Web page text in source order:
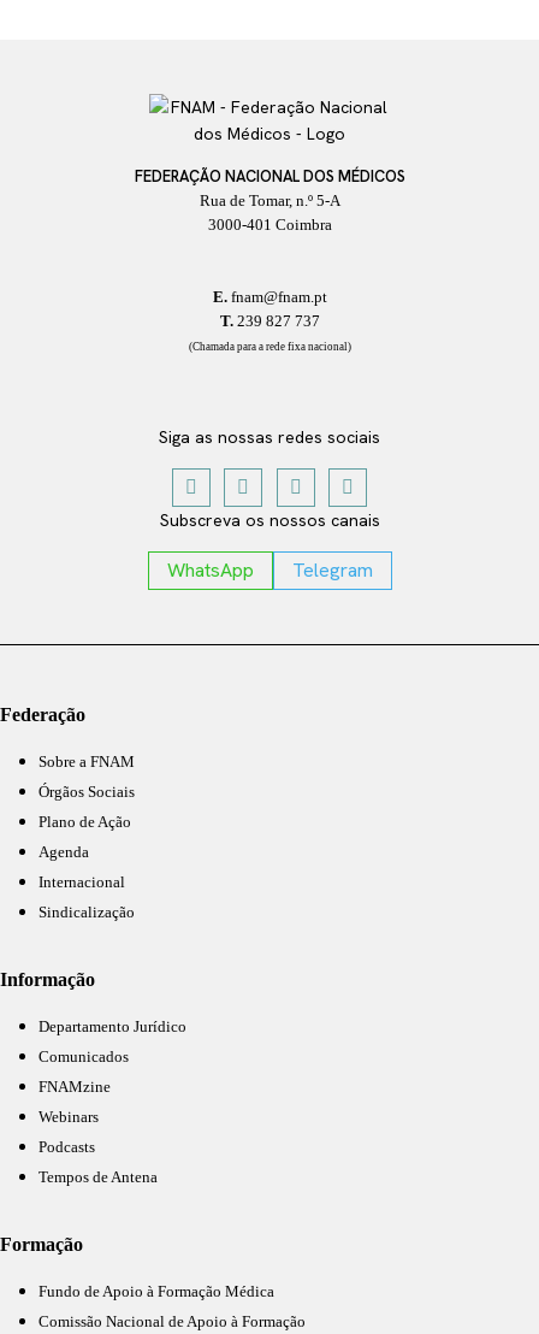
FEDERAÇÃO NACIONAL DOS MÉDICOS
Rua de Tomar, n.º 5-A
3000-401 Coimbra
E. fnam@fnam.pt
T. 239 827 737
(Chamada para a rede fixa nacional)
Siga as nossas redes sociais
Subscreva os nossos canais
WhatsApp Telegram
Federação
Sobre a FNAM
Órgãos Sociais
Plano de Ação
Agenda
Internacional
Sindicalização
Informação
Departamento Jurídico
Comunicados
FNAMzine
Webinars
Podcasts
Tempos de Antena
Formação
Fundo de Apoio à Formação Médica
Comissão Nacional de Apoio à Formação